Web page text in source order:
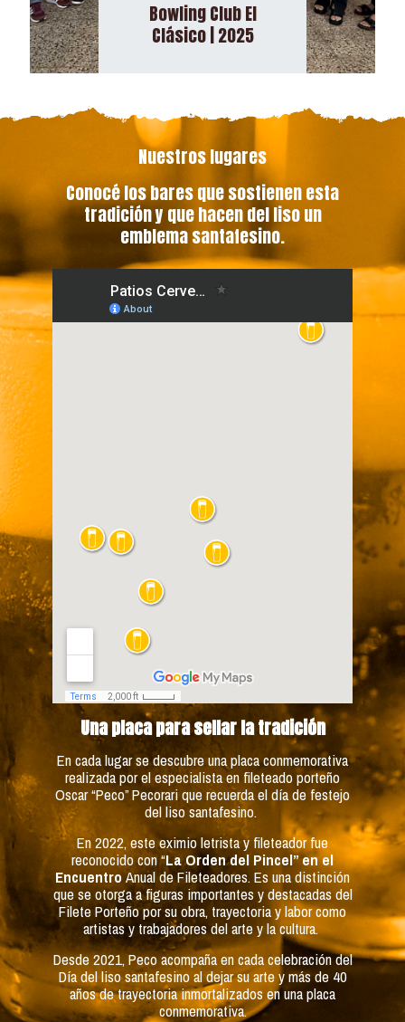
Bowling Club El
Clásico | 2025
Nuestros lugares
Conocé los bares que sostienen esta
tradición y que hacen del liso un
emblema santafesino.
Una placa para sellar la tradición
En cada lugar se descubre una placa conmemorativa
realizada por el especialista en fileteado porteño
Oscar “Peco” Pecorari que recuerda el día de festejo
del liso santafesino.
En 2022, este eximio letrista y fileteador fue
reconocido con “La Orden del Pincel” en el
EncuentroAnual de Fileteadores. Es una distinción
que se otorga a figuras importantes y destacadas del
Filete Porteño por su obra, trayectoria y labor como
artistas y trabajadores del arte y la cultura.
Desde 2021, Peco acompaña en cada celebración del
Día del liso santafesino al dejar su arte y más de 40
años de trayectoria inmortalizados en una placa
conmemorativa.